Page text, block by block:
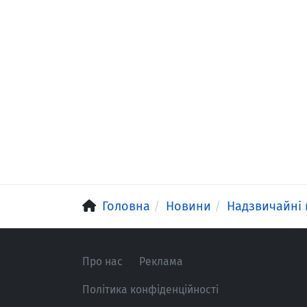
Головна Новини Надзвичайні
Про нас Реклама
Політика конфіденційності